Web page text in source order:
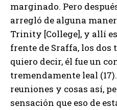
marginado. Pero
arregló de alguna
Trinity [College], y allí
frente de Sraffa, los dos
quiero decir, él fue un
tremendamente leal
reuniones y cosas así,
sensación que eso de